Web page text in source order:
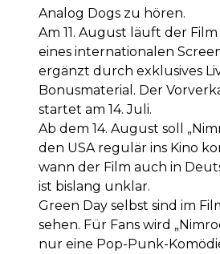
Analog Dogs zu hören.
Am 11. August läuft der
eines internationalen
ergänzt durch exklusives
Bonusmaterial. Der
startet am 14. Juli.
Ab dem 14. August soll
den USA regulär ins Kino
wann der Film auch in
ist bislang unklar.
Green Day selbst sind im
sehen. Für Fans wird
nur eine Pop-Punk-